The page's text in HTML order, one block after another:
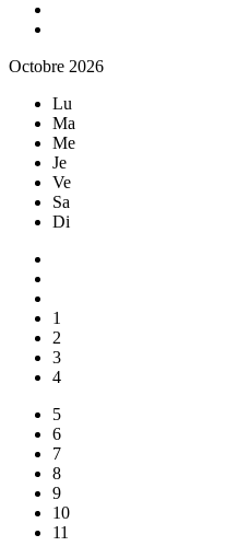
Octobre 2026
Lu
Ma
Me
Je
Ve
Sa
Di
1
2
3
4
5
6
7
8
9
10
11